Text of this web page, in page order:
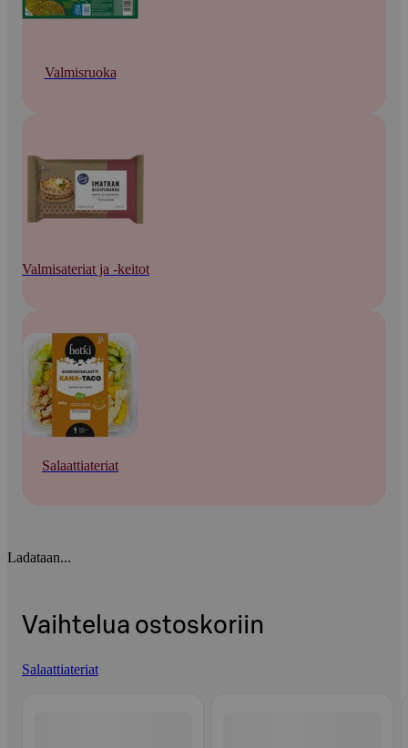
Valmisruoka
Valmisateriat ja -keitot
Salaattiateriat
Ladataan...
Vaihtelua ostoskoriin
Salaattiateriat